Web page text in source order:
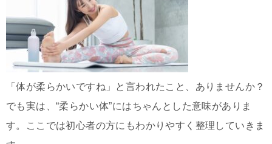
「体が柔らかいですね」と言われたこと、ありませんか？
でも実は、“柔らかい体”にはちゃんとした意味がありま
す。ここでは初心者の方にもわかりやすく整理していきま